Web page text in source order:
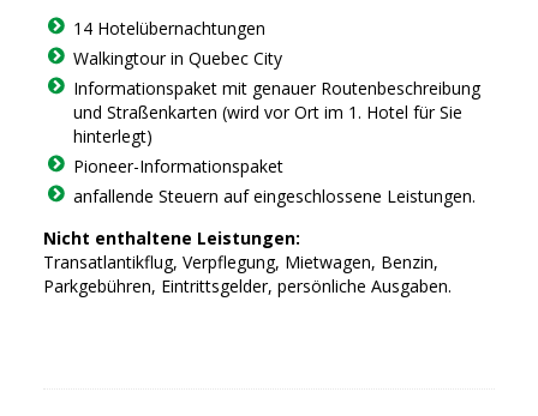
14 Hotelübernachtungen
Walkingtour in Quebec City
Informationspaket mit genauer Routenbeschreibung
und Straßenkarten (wird vor Ort im 1. Hotel für Sie
hinterlegt)
Pioneer-Informationspaket
anfallende Steuern auf eingeschlossene Leistungen.
Nicht enthaltene Leistungen:
Transatlantikflug, Verpflegung, Mietwagen, Benzin,
Parkgebühren, Eintrittsgelder, persönliche Ausgaben.